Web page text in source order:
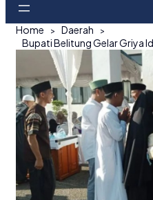
Home
Daerah